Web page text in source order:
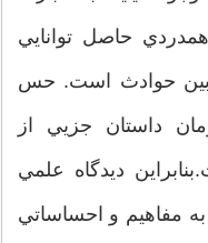
حاصل توانايي
بين حوادث است. حس
داستان جزيي از
ديدگاه علمي
به مفاهيم و احساساتي